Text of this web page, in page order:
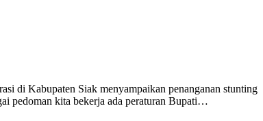
di Kabupaten Siak menyampaikan penanganan stunting
pedoman kita bekerja ada peraturan Bupati…